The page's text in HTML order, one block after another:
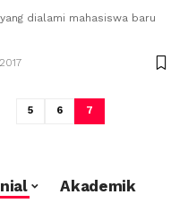
dialami mahasiswa baru
5 6 7
Akademik